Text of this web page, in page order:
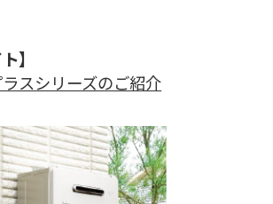
】
スシリーズのご紹介